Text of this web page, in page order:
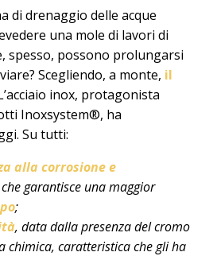
di drenaggio delle acque
una mole di lavori di
spesso, possono prolungarsi
Scegliendo, a monte, il
inox, protagonista
Inoxsystem®, ha
Su tutti:
alla corrosione e
garantisce una maggior
;
, data dalla presenza del cromo
chimica, caratteristica che gli ha